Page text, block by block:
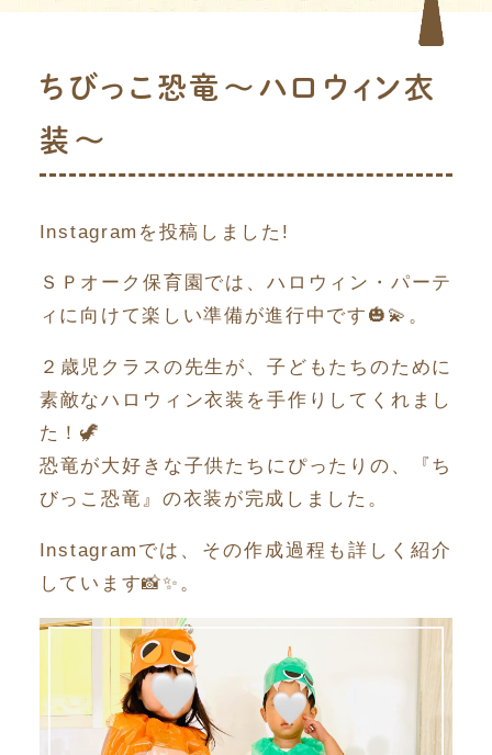
ちびっこ恐竜〜ハロウィン衣
装〜
Instagramを投稿しました!
ＳＰオーク保育園では、ハロウィン・パーテ
ィに向けて楽しい準備が進行中です🎃💫。
２歳児クラスの先生が、子どもたちのために
素敵なハロウィン衣装を手作りしてくれまし
た！🦖
恐竜が大好きな子供たちにぴったりの、『ち
びっこ恐竜』の衣装が完成しました。
Instagramでは、その作成過程も詳しく紹介
しています📸✨。